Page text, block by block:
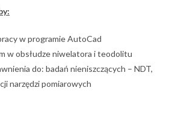
w programie AutoCad
w obsłudze niwelatora i teodolitu
do: badań nieniszczących – NDT,
narzędzi pomiarowych